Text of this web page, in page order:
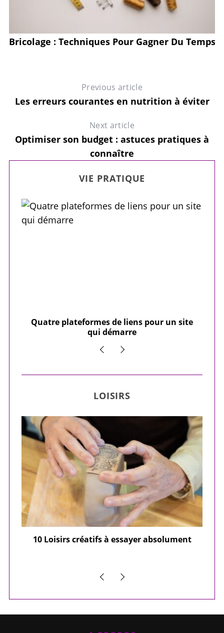
Bricolage : Techniques Pour Gagner Du Temps
Previous article
Les erreurs courantes en nutrition à éviter
Next article
Optimiser son budget : astuces pratiques à
connaître
VIE PRATIQUE
Quatre plateformes de liens pour un site
qui démarre
LOISIRS
10 Loisirs créatifs à essayer absolument